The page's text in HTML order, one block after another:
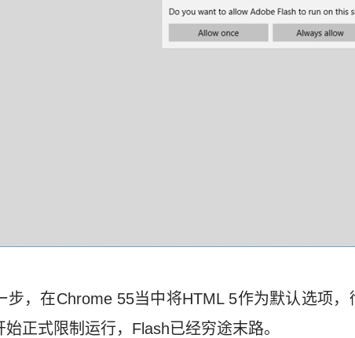
步，在Chrome 55当中将HTML 5作为默认选项
正式限制运行，Flash已经穷途末路。